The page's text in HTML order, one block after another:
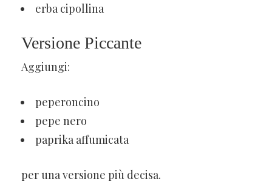
erba cipollina
Versione Piccante
Aggiungi:
peperoncino
pepe nero
paprika affumicata
per una versione più decisa.